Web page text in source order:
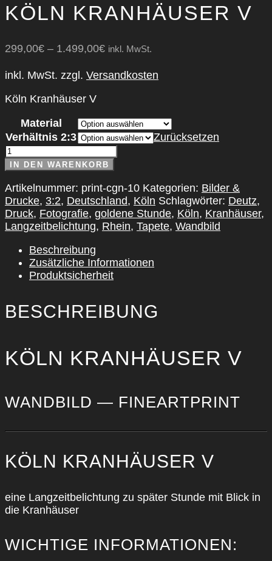
KÖLN KRAN­HÄU­SER V
299,00€ – 1.499,00€ inkl. MwSt.
inkl. MwSt. zzgl. Versandkosten
Köln Kranhäuser V
Material
Verhältnis 2:3
Zurücksetzen
Köln
Kranhäuser
V
Menge
IN DEN WARENKORB
Artikelnummer: print-cgn-10 Kategorien: Bilder &
Drucke, 3:2, Deutschland, Köln Schlagwörter: Deutz,
Druck, Fotografie, goldene Stunde, Köln, Kranhäuser,
Langzeitbelichtung, Rhein, Tapete, Wandbild
Beschreibung
Zusätzliche Informationen
Produktsicherheit
BESCHREIBUNG
KÖLN KRAN­HÄU­SER V
WAND­BILD — FINE­ART­PRINT
KÖLN KRAN­HÄU­SER V
eine Lang­zeit­be­lich­tung zu spä­ter Stun­de mit Blick in
die Kran­häu­ser
WICH­TI­GE INFOR­MA­TIO­NEN: